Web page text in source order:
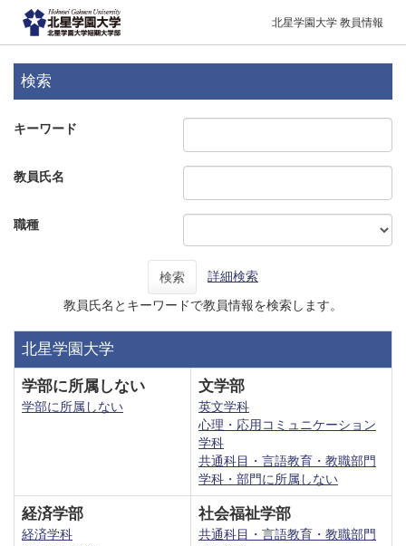
北星学園大学 教員情報
検索
キーワード
教員氏名
職種
検索 詳細検索
教員氏名とキーワードで教員情報を検索します。
北星学園大学
学部に所属しない
学部に所属しない
文学部
英文学科
心理・応用コミュニケーション
学科
共通科目・言語教育・教職部門
学科・部門に所属しない
経済学部
経済学科
社会福祉学部
共通科目・言語教育・教職部門